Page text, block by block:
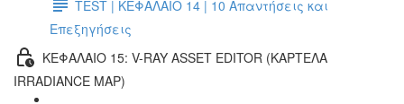
TEST | ΚΕΦΑΛΑΙΟ 14 | 10 Απαντήσεις και
Επεξηγήσεις
ΚΕΦΑΛΑΙΟ 15: V-RAY ASSET EDITOR (ΚΑΡΤΕΛΑ
IRRADIANCE MAP)